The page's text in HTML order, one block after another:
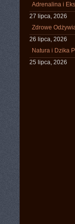
Adrenalina i
27 lipca, 2026
Zdrowe
26 lipca, 2026
Natura i Dzika
25 lipca, 2026